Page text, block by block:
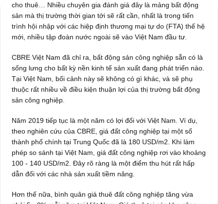
cho thuê… Nhiều chuyên gia đánh giá đây là mảng bất động
sản mà thị trường thời gian tới sẽ rất cần, nhất là trong tiến
trình hội nhập với các hiệp định thương mại tự do (FTA) thế hệ
mới, nhiều tập đoàn nước ngoài sẽ vào Việt Nam đầu tư.
CBRE Việt Nam đã chỉ ra, bất động sản công nghiệp sẵn có là
sống lưng cho bất kỳ nền kinh tế sản xuất đang phát triển nào.
Tại Việt Nam, bối cảnh này sẽ không có gì khác, và sẽ phụ
thuộc rất nhiều về điều kiện thuận lợi của thị trường bất động
sản công nghiệp.
Năm 2019 tiếp tục là một năm có lợi đối với Việt Nam. Ví dụ,
theo nghiên cứu của CBRE, giá đất công nghiệp tại một số
thành phố chính tại Trung Quốc đã là 180 USD/m2. Khi làm
phép so sánh tại Việt Nam, giá đất công nghiệp rơi vào khoảng
100 - 140 USD/m2. Đây rõ ràng là một điểm thu hút rất hấp
dẫn đối với các nhà sản xuất tiềm năng.
Hơn thế nữa, bình quân giá thuê đất công nghiệp tăng vừa